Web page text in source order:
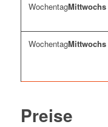
Mittwochs
Mittwochs
Preise